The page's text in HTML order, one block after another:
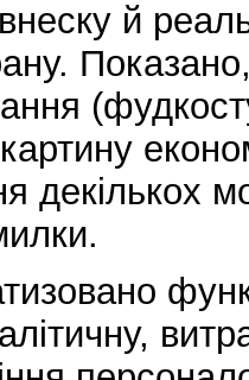
й
декількох